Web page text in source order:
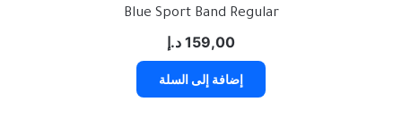
Blue Sport Band Regular
159,00 د.إ
إضافة إلى السلة